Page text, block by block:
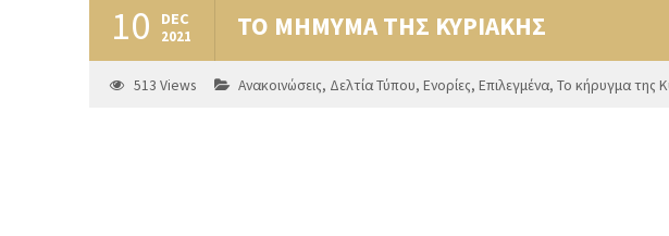
10 DEC
2021 ΤΟ ΜΗΜΥΜΑ ΤΗΣ ΚΥΡΙΑΚΗΣ
513 Views Ανακοινώσεις, Δελτία Τύπου, Ενορίες, Επιλεγμένα, Το κήρυγμα της